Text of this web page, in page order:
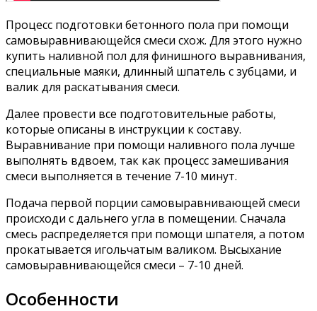
Процесс подготовки бетонного пола при помощи
самовыравнивающейся смеси схож. Для этого нужно
купить наливной пол для финишного выравнивания,
специальные маяки, длинный шпатель с зубцами, и
валик для раскатывания смеси.
Далее провести все подготовительные работы,
которые описаны в инструкции к составу.
Выравнивание при помощи наливного пола лучше
выполнять вдвоем, так как процесс замешивания
смеси выполняется в течение 7-10 минут.
Подача первой порции самовыравнивающей смеси
происходи с дальнего угла в помещении. Сначала
смесь распределяется при помощи шпателя, а потом
прокатывается игольчатым валиком. Высыхание
самовыравнивающейся смеси – 7-10 дней.
Особенности